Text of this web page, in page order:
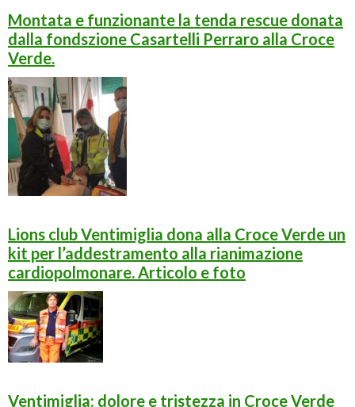
Montata e funzionante la tenda rescue donata
dalla fondszione Casartelli Perraro alla Croce
Verde.
Lions club Ventimiglia dona alla Croce Verde un
kit per l’addestramento alla rianimazione
cardiopolmonare. Articolo e foto
Ventimiglia: dolore e tristezza in Croce Verde